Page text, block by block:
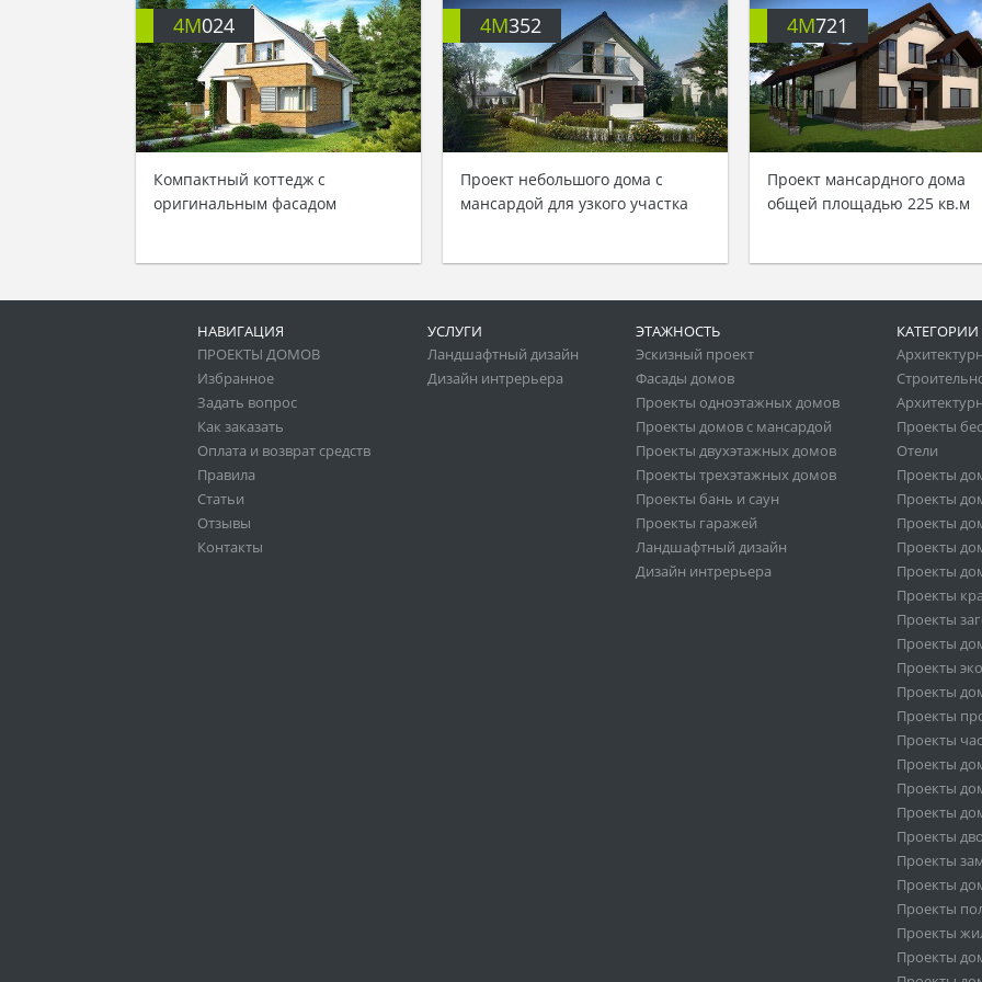
4M024
Компактный коттедж с
оригинальным фасадом
4M352
Проект небольшого дома с
мансардой для узкого участка
4M721
Проект мансардного дома
общей площадью 225 кв.м
НАВИГАЦИЯ
ПРОЕКТЫ ДОМОВ
Избранное
Задать вопрос
Как заказать
Оплата и возврат средств
Правила
Статьи
Отзывы
Контакты
УСЛУГИ
Ландшафтный дизайн
Дизайн интрерьера
ЭТАЖНОСТЬ
Эскизный проект
Фасады домов
Проекты одноэтажных домов
Проекты домов с мансардой
Проекты двухэтажных домов
Проекты трехэтажных домов
Проекты бань и саун
Проекты гаражей
Ландшафтный дизайн
Дизайн интрерьера
КАТЕГОРИИ
Проекты
Отели
Проекты
Проекты
Проекты
Проекты
Проекты
Проекты
Проекты
Проекты
Проекты
Проекты
Проекты
Проекты
Проекты
Проекты
Проекты
Проекты
Проекты
Проекты
Проекты
Проекты
Проекты